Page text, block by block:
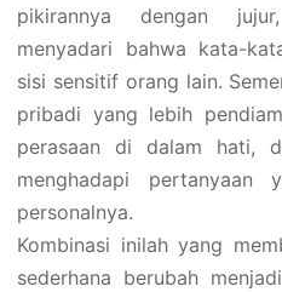
pikirannya dengan
menyadari bahwa kata-
sisi sensitif orang lain.
pribadi yang lebih
perasaan di dalam hati,
menghadapi pertanyaan
personalnya.
Kombinasi inilah yang
sederhana berubah